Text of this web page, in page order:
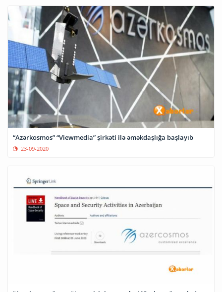
“Azərkosmos” “Viewmedia” şirkəti ilə əməkdaşlığa başlayıb
23-09-2020